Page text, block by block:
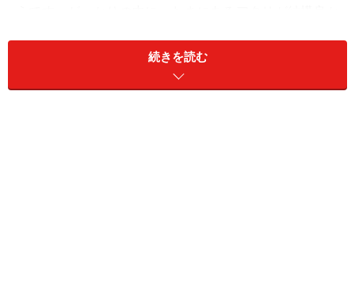
もっともハズレも多いので、何事もお試し感覚で進める
続きを読む